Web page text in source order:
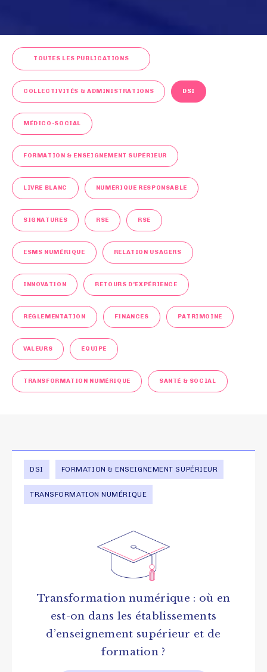
TOUTES LES PUBLICATIONS
COLLECTIVITÉS & ADMINISTRATIONS DSI
MÉDICO-SOCIAL
FORMATION & ENSEIGNEMENT SUPÉRIEUR
LIVRE BLANC NUMÉRIQUE RESPONSABLE
SIGNATURES RSE RSE
ESMS NUMÉRIQUE RELATION USAGERS
INNOVATION RETOURS D'EXPÉRIENCE
RÉGLEMENTATION FINANCES PATRIMOINE
VALEURS ÉQUIPE
TRANSFORMATION NUMÉRIQUE SANTÉ & SOCIAL
DSI FORMATION & ENSEIGNEMENT SUPÉRIEUR
TRANSFORMATION NUMÉRIQUE
Transformation numérique : où en
est-on dans les établissements
d’enseignement supérieur et de
formation ?